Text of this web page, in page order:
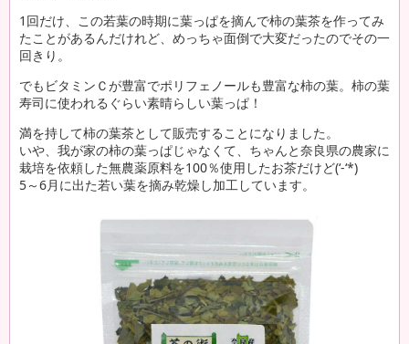
1回だけ、この若葉の時期に葉っぱを摘んで柿の葉茶を作ってみ
たことがあるんだけれど、めっちゃ面倒で大変だったのでその一
回きり。
でもビタミンＣが豊富でポリフェノールも豊富な柿の葉。柿の葉
寿司に使われるぐらい素晴らしい葉っぱ！
満を持して柿の葉茶として販売することになりました。
いや、我が家の柿の葉っぱじゃなくて、ちゃんと奈良県の農家に
栽培を依頼した無農薬原料を100％使用したお茶だけど(‘-‘*)
5～6月に出た若い葉を摘み乾燥し加工しています。